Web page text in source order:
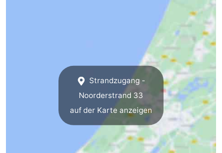
Strandzugang -
Noorderstrand 33
auf der Karte anzeigen